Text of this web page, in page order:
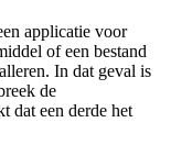
applicatie voor
of een bestand
In dat geval is
de
dat een derde het